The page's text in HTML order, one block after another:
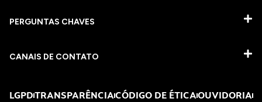
PERGUNTAS CHAVES​
CANAIS DE CONTATO
LGPDTRANSPARÊNCIACÓDIGO DE ÉTICAOUVIDORIA